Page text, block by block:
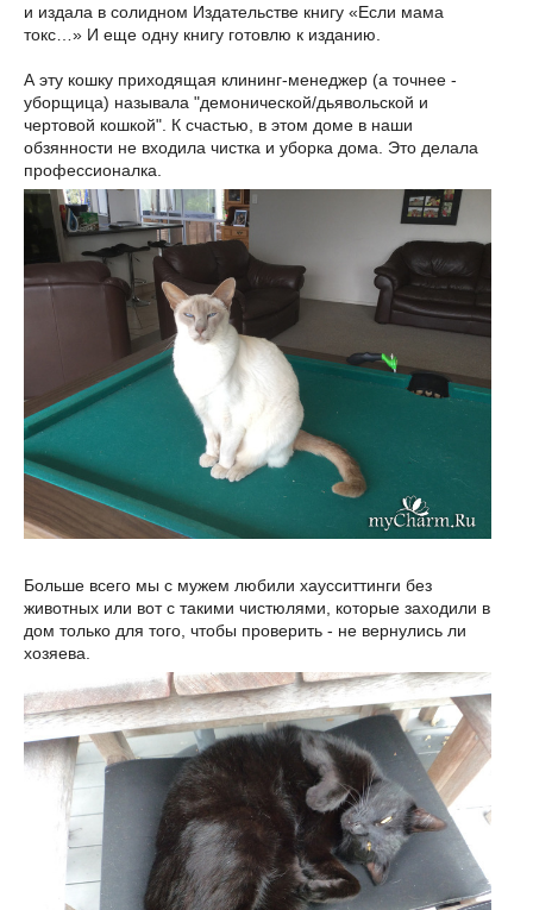
и издала в солидном Издательстве книгу «Если мама
токс…» И еще одну книгу готовлю к изданию.
А эту кошку приходящая клининг-менеджер (а точнее -
уборщица) называла "демонической/дьявольской и
чертовой кошкой". К счастью, в этом доме в наши
обзянности не входила чистка и уборка дома. Это делала
профессионалка.
Больше всего мы с мужем любили хаусситтинги без
животных или вот с такими чистюлями, которые заходили в
дом только для того, чтобы проверить - не вернулись ли
хозяева.